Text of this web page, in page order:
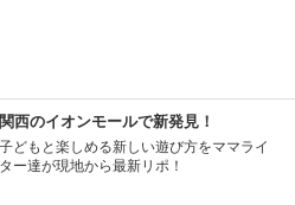
関西のイオンモールで新発見！
子どもと楽しめる新しい遊び方をママライ
ター達が現地から最新リポ！